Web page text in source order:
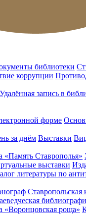
библиотеки
коррупции
Удалённая запись в
форме
за днём Выставки
«Память Ставрополья»
выставки
литературы по
Ставропольская
«Воронцовская роща»